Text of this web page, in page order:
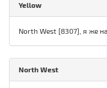
Yellow
North West [8307], я же
North West